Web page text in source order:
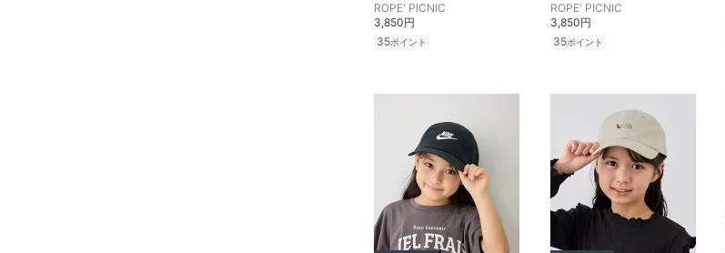
ROPE' PICNIC
3,850円
35ポイント
ROPE' PICNIC
3,850円
35ポイント